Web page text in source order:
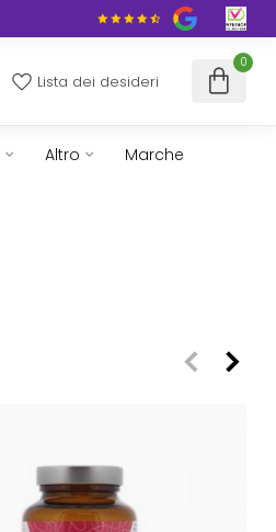
Lista dei desideri
0
Altro Marche